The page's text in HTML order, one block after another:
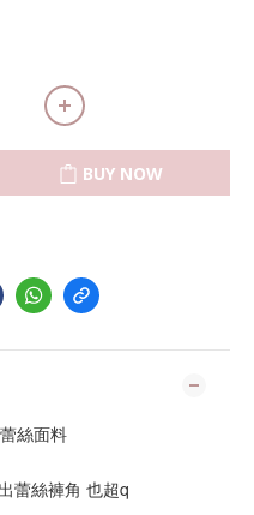
BUY NOW
絲面料
蕾絲褲角 也超q